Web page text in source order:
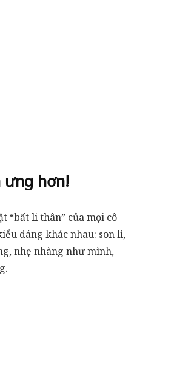
ưng hơn!
“bất li thân” của mọi cô
dáng khác nhau: son lì,
nhẹ nhàng như mình,